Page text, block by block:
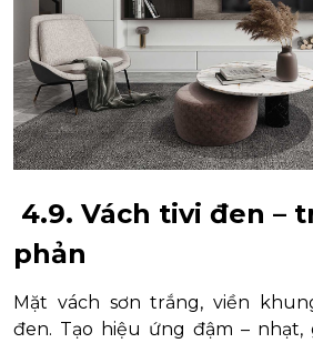
4.9. Vách tivi đen –
phản
Mặt vách sơn trắng, viền
đen. Tạo hiệu ứng đậm –